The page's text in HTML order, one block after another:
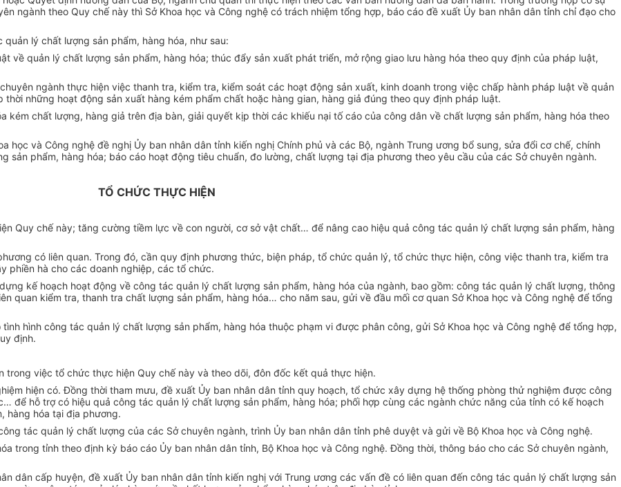
ngành theo Quy chế này thì Sở Khoa học và Công nghệ có trách nhiệm tổng hợp, báo cáo đề xuất Ủy ban nhân dân tỉnh chỉ đạo cho
lý chất lượng sản phẩm, hàng hóa, như sau:
về quản lý chất lượng sản phẩm, hàng hóa; thúc đẩy sản xuất phát triển, mở rộng giao lưu hàng hóa theo quy định của pháp luật,
ngành thực hiện việc thanh tra, kiểm tra, kiểm soát các hoạt động sản xuất, kinh doanh trong việc chấp hành pháp luật về quản
những hoạt động sản xuất hàng kém phẩm chất hoặc hàng gian, hàng giả đúng theo quy định pháp luật.
kém chất lượng, hàng giả trên địa bàn, giải quyết kịp thời các khiếu nại tố cáo của công dân về chất lượng sản phẩm, hàng hóa theo
học và Công nghệ đề nghị Ủy ban nhân dân tỉnh kiến nghị Chính phủ và các Bộ, ngành Trung ương bổ sung, sửa đổi cơ chế, chính
sản phẩm, hàng hóa; báo cáo hoạt động tiêu chuẩn, đo lường, chất lượng tại địa phương theo yêu cầu của các Sở chuyên ngành.
TỔ CHỨC THỰC HIỆN
Quy chế này; tăng cường tiềm lực về con người, cơ sở vật chất… để nâng cao hiệu quả công tác quản lý chất lượng sản phẩm, hàng
có liên quan. Trong đó, cần quy định phương thức, biện pháp, tổ chức quản lý, tổ chức thực hiện, công việc thanh tra, kiểm tra
phiền hà cho các doanh nghiệp, các tổ chức.
kế hoạch hoạt động về công tác quản lý chất lượng sản phẩm, hàng hóa của ngành, bao gồm: công tác quản lý chất lượng, thông
quan kiểm tra, thanh tra chất lượng sản phẩm, hàng hóa… cho năm sau, gửi về đầu mối cơ quan Sở Khoa học và Công nghệ để tổng
hình công tác quản lý chất lượng sản phẩm, hàng hóa thuộc phạm vi được phân công, gửi Sở Khoa học và Công nghệ để tổng hợp,
định.
trong việc tổ chức thực hiện Quy chế này và theo dõi, đôn đốc kết quả thực hiện.
hiện có. Đồng thời tham mưu, đề xuất Ủy ban nhân dân tỉnh quy hoạch, tổ chức xây dựng hệ thống phòng thử nghiệm được công
để hỗ trợ có hiệu quả công tác quản lý chất lượng sản phẩm, hàng hóa; phối hợp cùng các ngành chức năng của tỉnh có kế hoạch
hàng hóa tại địa phương.
tác quản lý chất lượng của các Sở chuyên ngành, trình Ủy ban nhân dân tỉnh phê duyệt và gửi về Bộ Khoa học và Công nghệ.
trong tỉnh theo định kỳ báo cáo Ủy ban nhân dân tỉnh, Bộ Khoa học và Công nghệ. Đồng thời, thông báo cho các Sở chuyên ngành,
dân cấp huyện, đề xuất Ủy ban nhân dân tỉnh kiến nghị với Trung ương các vấn đề có liên quan đến công tác quản lý chất lượng sản